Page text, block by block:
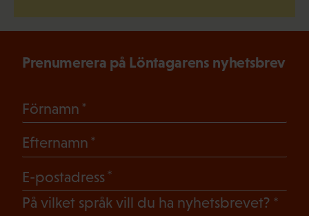
Prenumerera på Löntagarens nyhetsbrev
Förnamn
Efternamn
E-postadress
På vilket språk vill du ha nyhetsbrevet?